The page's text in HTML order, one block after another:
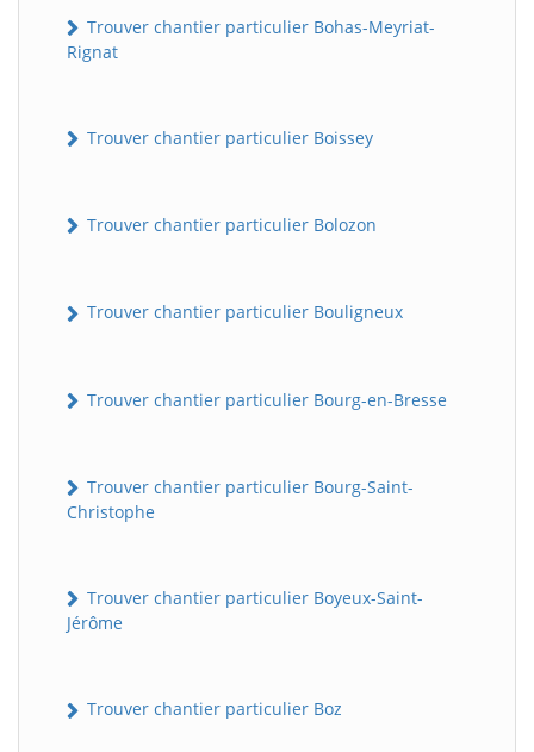
Trouver chantier particulier Bohas-Meyriat-
Rignat
Trouver chantier particulier Boissey
Trouver chantier particulier Bolozon
Trouver chantier particulier Bouligneux
Trouver chantier particulier Bourg-en-Bresse
Trouver chantier particulier Bourg-Saint-
Christophe
Trouver chantier particulier Boyeux-Saint-
Jérôme
Trouver chantier particulier Boz